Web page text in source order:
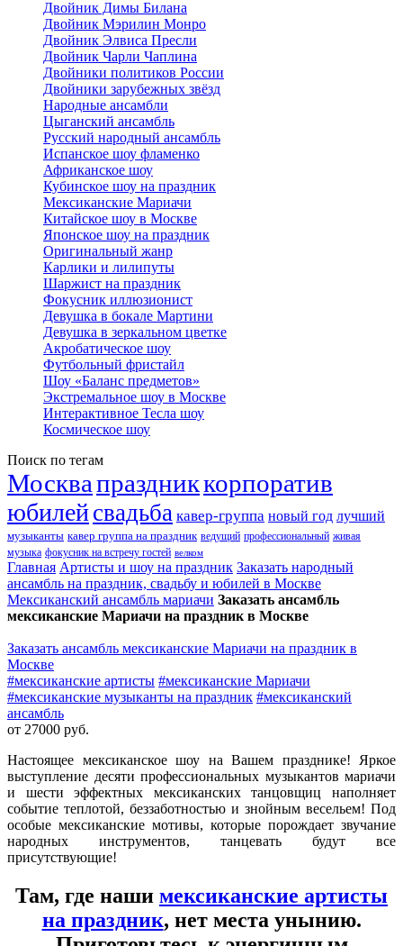
Двойник Димы Билана
Двойник Мэрилин Монро
Двойник Элвиса Пресли
Двойник Чарли Чаплина
Двойники политиков России
Двойники зарубежных звёзд
Народные ансамбли
Цыганский ансамбль
Русский народный ансамбль
Испанское шоу фламенко
Африканское шоу
Кубинское шоу на праздник
Мексиканские Мариачи
Китайское шоу в Москве
Японское шоу на праздник
Оригинальный жанр
Карлики и лилипуты
Шаржист на праздник
Фокусник иллюзионист
Девушка в бокале Мартини
Девушка в зеркальном цветке
Акробатическое шоу
Футбольный фристайл
Шоу «Баланс предметов»
Экстремальное шоу в Москве
Интерактивное Тесла шоу
Космическое шоу
Поиск по тегам
Москвапраздниккорпоратив
юбилейсвадьба кавер-группа новый год лучший
музыканты кавер группа на праздник ведущий профессиональный живая
музыка фокусник на встречу гостей велком
Главная Артисты и шоу на праздник Заказать народный
ансамбль на праздник, свадьбу и юбилей в Москве
Мексиканский ансамбль мариачи Заказать ансамбль
мексиканские Мариачи на праздник в Москве
Заказать ансамбль мексиканские Мариачи на праздник в
Москве
#мексиканские артисты #мексиканские Мариачи
#мексиканские музыканты на праздник #мексиканский
ансамбль
от 27000 руб.
Настоящее мексиканское шоу на Вашем празднике! Яркое
выступление десяти профессиональных музыкантов мариачи
и шести эффектных мексиканских танцовщиц наполняет
событие теплотой, беззаботностью и знойным весельем! Под
особые мексиканские мотивы, которые порождает звучание
народных инструментов, танцевать будут все
присутствующие!
Там, где наши мексиканские артисты
на праздник, нет места унынию.